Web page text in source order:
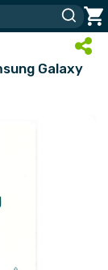
Galaxy